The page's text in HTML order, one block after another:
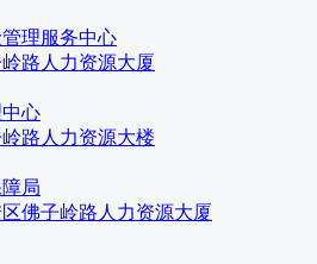
理服务中心
路人力资源大厦
心
路人力资源大楼
局
佛子岭路人力资源大厦